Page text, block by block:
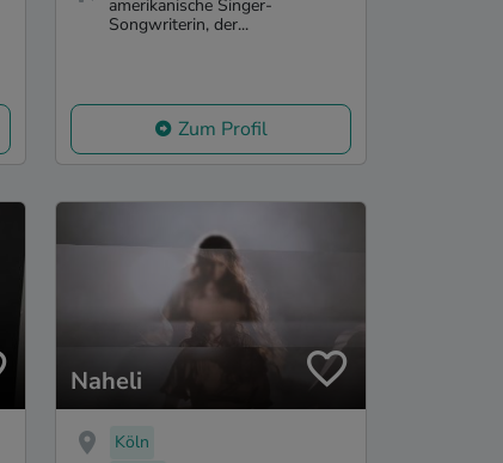
amerikanische Singer-
Songwriterin, der...
Zum Profil
Naheli
Köln